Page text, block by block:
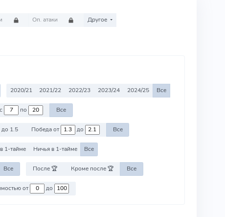
Оп. атаки Другое
2020/21 2021/22 2022/23 2023/24 2024/25 Все
Против команд с по Все
до 1.5 Победа от до Все
1-тайме Ничья в 1-тайме Все
Все После 🏆 Кроме после 🏆 Все
Против команд со стоимостью от до